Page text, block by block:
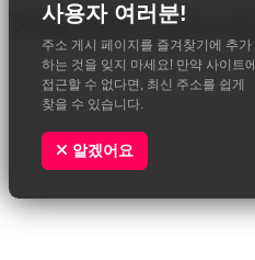
사용자 여러분!
주소 게시 페이지를 즐겨찾기에 추가
하는 것을 잊지 마세요! 만약 사이트에
접근할 수 없다면, 최신 주소를 쉽게
찾을 수 있습니다.
알겠어요